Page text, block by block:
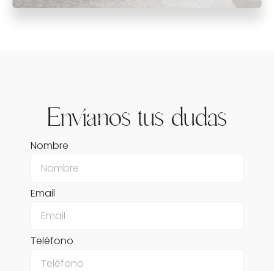
Envíanos tus dudas
Nombre
Email
Teléfono